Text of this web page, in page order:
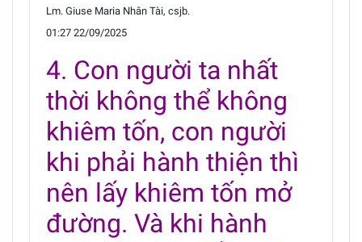
Lm. Giuse Maria Nhân Tài, csjb.
01:27 22/09/2025
4. Con người ta nhất
thời không thể không
khiêm tốn, con người
khi phải hành thiện thì
nên lấy khiêm tốn mở
đường. Và khi hành